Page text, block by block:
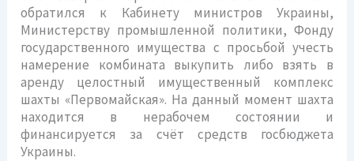
обратился к Кабинету министров Украины,
Министерству промышленной политики, Фонду
государственного имущества с просьбой учесть
намерение комбината выкупить либо взять в
аренду целостный имущественный комплекс
шахты «Первомайская». На данный момент шахта
находится в нерабочем состоянии и
финансируется за счёт средств госбюджета
Украины.